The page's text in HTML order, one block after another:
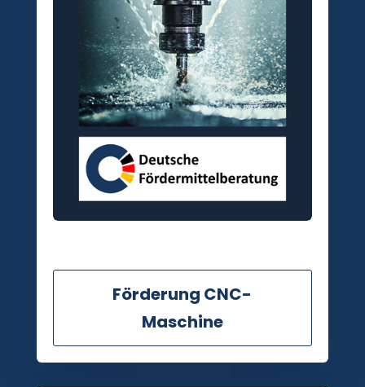
Förderung CNC-
Maschine